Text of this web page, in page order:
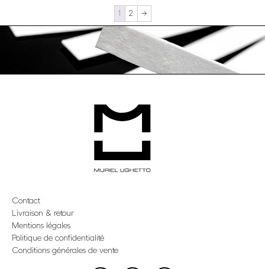
1 2 →
Contact
Livraison & retour
Mentions légales
Politique de confidentialité
Conditions générales de vente